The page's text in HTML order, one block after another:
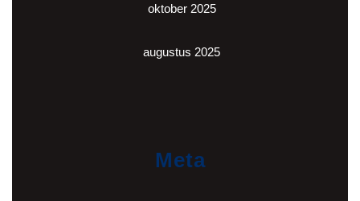
oktober 2025
augustus 2025
Meta